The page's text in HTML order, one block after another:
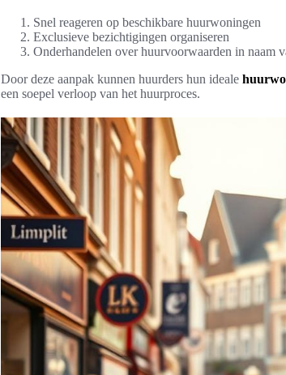
Snel reageren op beschikbare huurwoningen
Exclusieve bezichtigingen organiseren
Onderhandelen over huurvoorwaarden in naam
Door deze aanpak kunnen huurders hun ideale
een soepel verloop van het huurproces.